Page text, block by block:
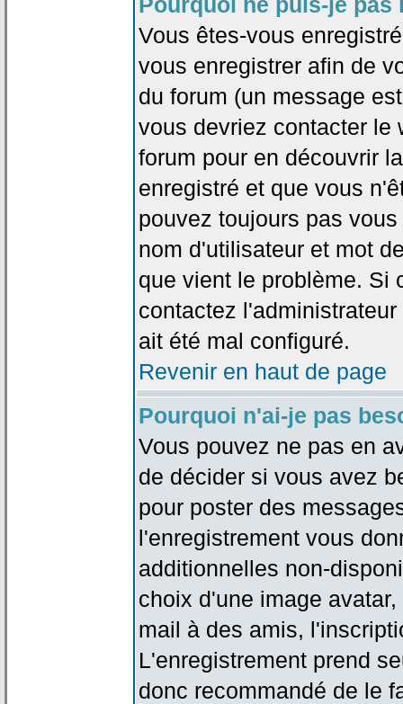
Vous êtes-vous
vous enregistrer afin de
du forum (un message
vous devriez contacter le
forum pour en découvrir
enregistré et que vous
pouvez toujours pas
nom d'utilisateur et mot
que vient le problème. Si
contactez
ait été mal configuré.
Revenir en haut de page
Pourquoi n'ai-je pas
Vous pouvez ne pas en
de décider si vous avez
pour poster des
l'enregistrement vous
additionnelles non-
choix d'une image
mail à des amis,
L'enregistrement prend
donc recommandé de le